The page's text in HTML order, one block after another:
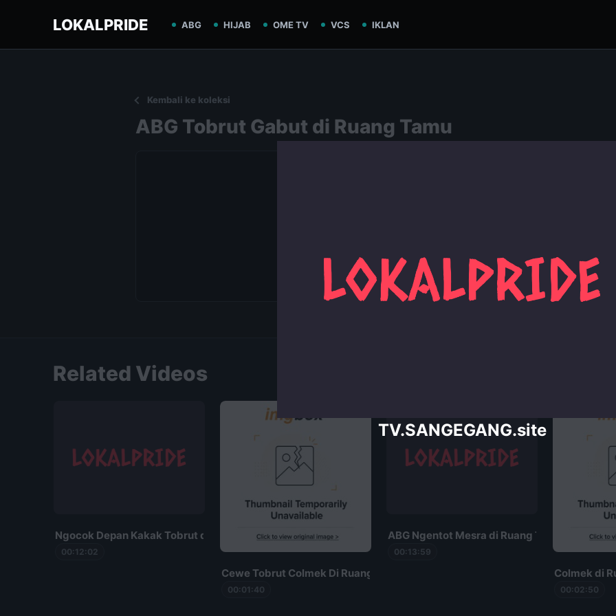
LOKALPRIDE ABG HIJAB OME TV VCS IKLAN
Kembali ke koleksi
ABG Tobrut Gabut di Ruang Tamu
Related Videos
Ngocok Depan Kakak Tobrut di Ruang Tamu
00:12:02
Cewe Tobrut Colmek Di Ruang Tamu
00:01:40
ABG Ngentot Mesra di Ruang Tamu Viral
00:13:59
Colmek di
00:02:50
TV.SANGEGANG.site